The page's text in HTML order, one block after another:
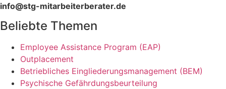
info@stg-mitarbeiterberater.de
Beliebte Themen
Employee Assistance Program (EAP)
Outplacement
Betriebliches Eingliederungsmanagement (BEM)
Psychische Gefährdungsbeurteilung